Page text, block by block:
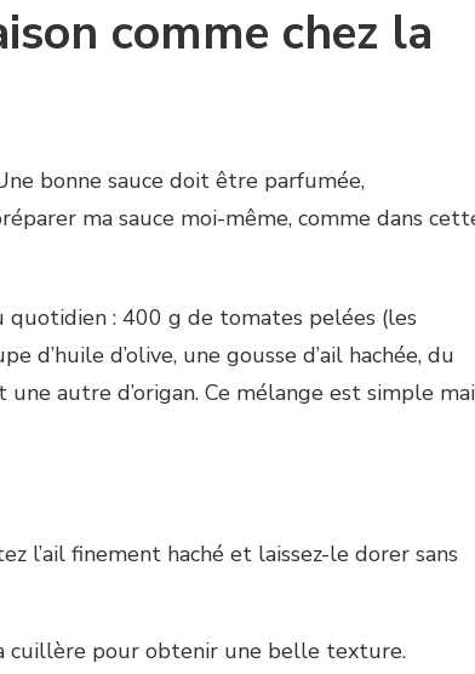
comme chez la
bonne sauce doit être parfumée,
ma sauce moi-même, comme dans
: 400 g de tomates pelées (les
d’huile d’olive, une gousse d’ail hachée, du
autre d’origan. Ce mélange est simple
l’ail finement haché et laissez-le dorer sans
cuillère pour obtenir une belle texture.